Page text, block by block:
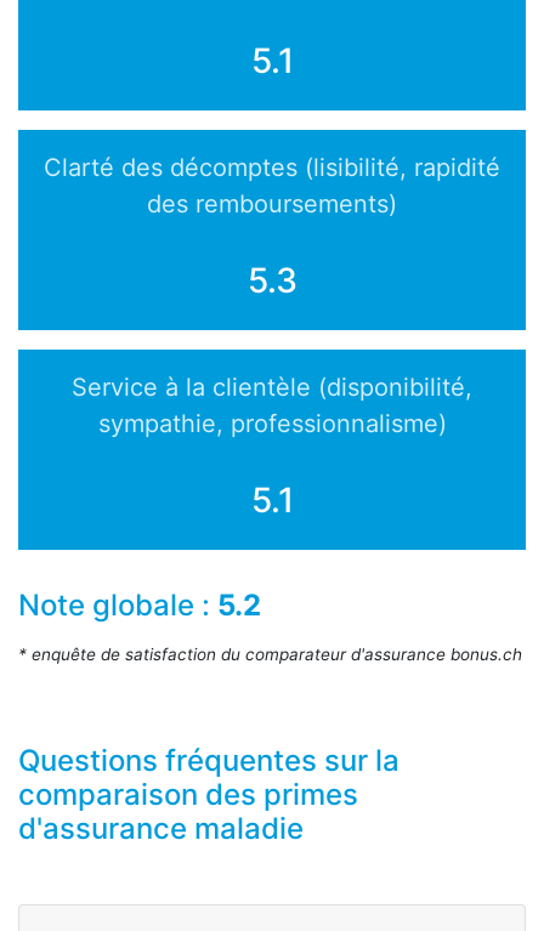
5.1
Clarté des décomptes (lisibilité, rapidité
des remboursements)
5.3
Service à la clientèle (disponibilité,
sympathie, professionnalisme)
5.1
Note globale : 5.2
* enquête de satisfaction du comparateur d'assurance bonus.ch
Questions fréquentes sur la
comparaison des primes
d'assurance maladie